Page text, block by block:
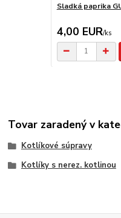
Sladká paprika
4,00 EUR/ks
Tovar zaradený v
Kotlíkové súpravy
Kotlíky s nerez. kotlinou